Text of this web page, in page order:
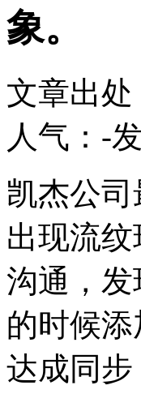
象。
文章出
人气： -
凯杰公
出现流
沟通，
的时候
达成同